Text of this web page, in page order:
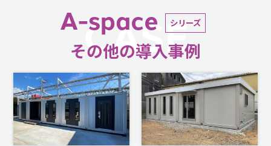
A-space シリーズ
その他の導入事例
CASE